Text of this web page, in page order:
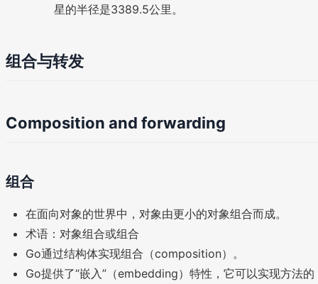
星的半径是3389.5公里。
组合与转发
Composition and forwarding
组合
在面向对象的世界中，对象由更小的对象组合而成。
术语：对象组合或组合
Go通过结构体实现组合（composition）。
Go提供了“嵌入”（embedding）特性，它可以实现方法的